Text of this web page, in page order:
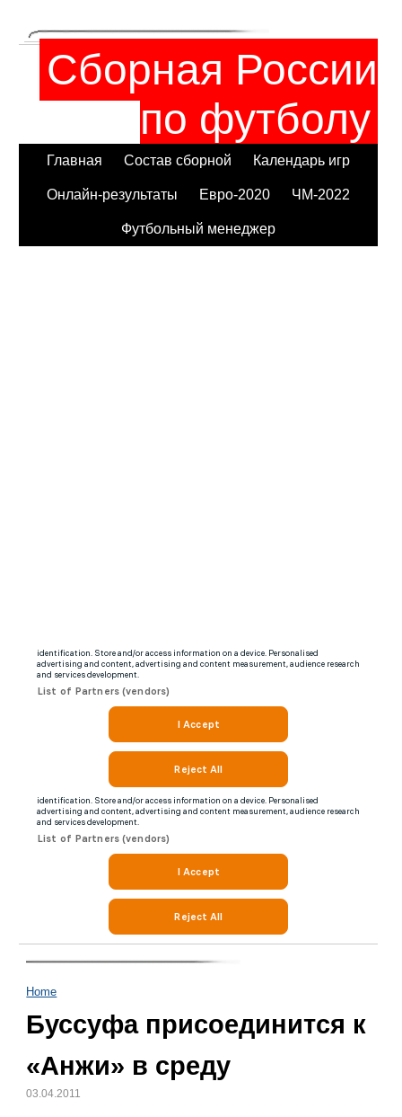
Сборная России
по футболу
Главная Состав сборной Календарь игр
Онлайн-результаты Евро-2020 ЧМ-2022
Футбольный менеджер
Home
Буссуфа присоединится к
«Анжи» в среду
03.04.2011